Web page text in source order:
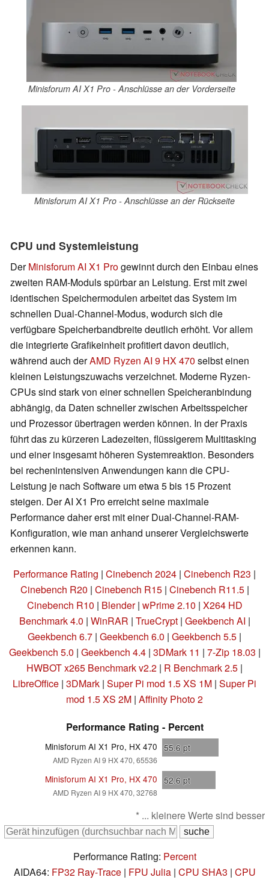
Minisforum AI X1 Pro - Anschlüsse an der Vorderseite
Minisforum AI X1 Pro - Anschlüsse an der Rückseite
CPU und Systemleistung
DerMinisforum AI X1 Progewinnt durch den Einbau eines
zweiten RAM-Moduls spürbar an Leistung. Erst mit zwei
identischen Speichermodulen arbeitet das System im
schnellen Dual-Channel-Modus, wodurch sich die
verfügbare Speicherbandbreite deutlich erhöht. Vor allem
die integrierte Grafikeinheit profitiert davon deutlich,
während auch derAMD Ryzen AI 9 HX 470 selbst einen
kleinen Leistungszuwachs verzeichnet. Moderne Ryzen-
CPUs sind stark von einer schnellen Speicheranbindung
abhängig, da Daten schneller zwischen Arbeitsspeicher
und Prozessor übertragen werden können. In der Praxis
führt das zu kürzeren Ladezeiten, flüssigerem Multitasking
und einer insgesamt höheren Systemreaktion. Besonders
bei rechenintensiven Anwendungen kann die CPU-
Leistung je nach Software um etwa 5 bis 15 Prozent
steigen. Der AI X1 Pro erreicht seine maximale
Performance daher erst mit einer Dual-Channel-RAM-
Konfiguration, wie man anhand unserer Vergleichswerte
erkennen kann.
Performance Rating | Cinebench 2024 | Cinebench R23 |
Cinebench R20 | Cinebench R15| Cinebench R11.5|
Cinebench R10 | Blender| wPrime 2.10 | X264 HD
Benchmark 4.0 | WinRAR | TrueCrypt| Geekbench AI |
Geekbench 6.7 | Geekbench 6.0 | Geekbench 5.5 |
Geekbench 5.0 | Geekbench 4.4| 3DMark 11 | 7-Zip 18.03 |
HWBOT x265 Benchmark v2.2 | R Benchmark 2.5 |
LibreOffice | 3DMark | Super Pi mod 1.5 XS 1M | Super Pi
mod 1.5 XS 2M | Affinity Photo 2
Performance Rating - Percent
Minisforum AI X1 Pro, HX 470
AMD Ryzen AI 9 HX 470, 65536
55.6 pt
Minisforum AI X1 Pro, HX 470
AMD Ryzen AI 9 HX 470, 32768
52.6 pt
* ... kleinere Werte sind besser
Performance Rating: Percent
AIDA64: FP32 Ray-Trace| FPU Julia| CPU SHA3 | CPU